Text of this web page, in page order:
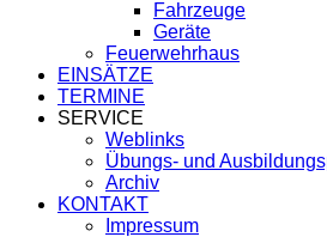
Fahrzeuge
Geräte
Feuerwehrhaus
EINSÄTZE
TERMINE
SERVICE
Weblinks
Übungs- und
Archiv
KONTAKT
Impressum